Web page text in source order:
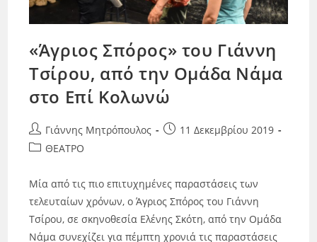
«Άγριος Σπόρος» του Γιάννη
Τσίρου, από την Ομάδα Νάμα
στο Επί Κολωνώ
Γιάννης Μητρόπουλος
11 Δεκεμβρίου 2019
ΘΕΑΤΡΟ
Μία από τις πιο επιτυχημένες παραστάσεις των
τελευταίων χρόνων, ο Άγριος Σπόρος του Γιάννη
Τσίρου, σε σκηνοθεσία Ελένης Σκότη, από την Ομάδα
Νάμα συνεχίζει για πέμπτη χρονιά τις παραστάσεις